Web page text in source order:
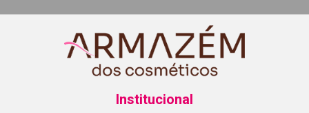
Institucional